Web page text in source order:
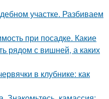
участке. Разбиваем
при посадке. Какие
рядом с вишней, а каких
в клубнике: как